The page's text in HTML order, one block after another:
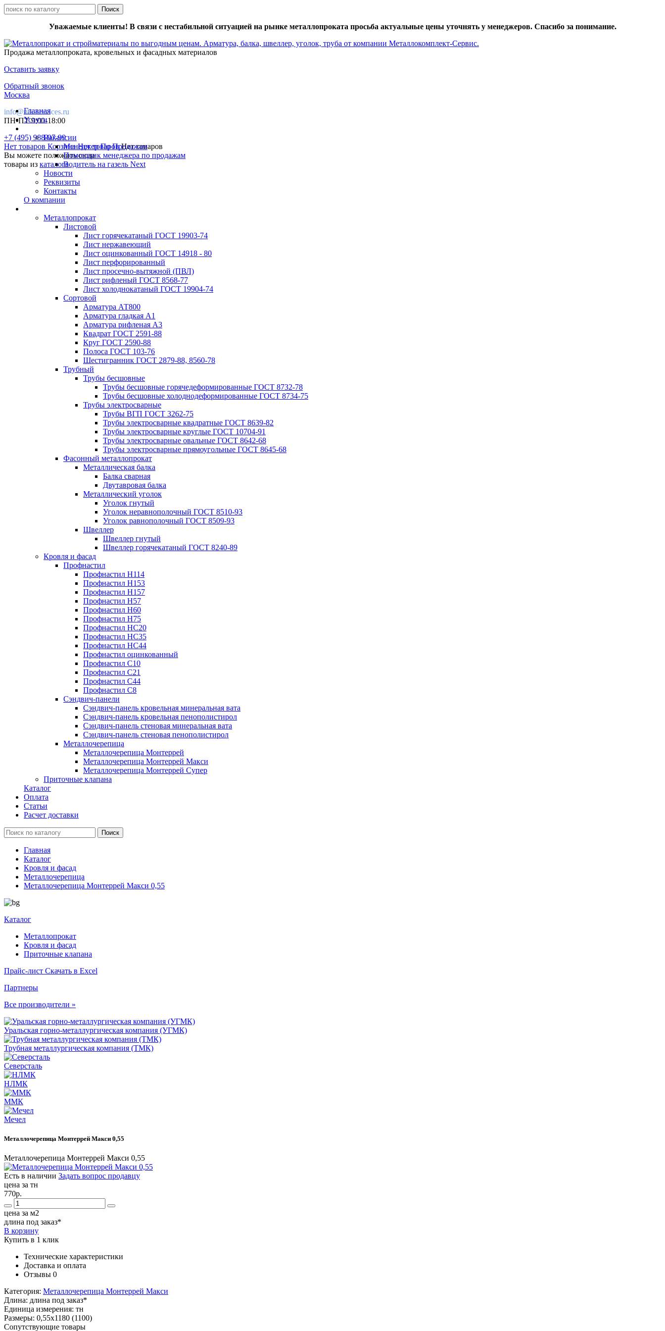
Уважаемые клиенты! В связи с нестабильной ситуацией на рынке металлопроката просьба актуальные цены уточнять у менеджеров. Спасибо за понимание.
Продажа металлопроката, кровельных и фасадных материалов
Оставить заявку
Обратный звонок
Москва
info@mk-services.ru
ПН-ПТ 9:00-18:00
+7 (495) 988-97-99
Нет товаров КорзинаНет товаровНет товаров
Вы можете положить сюда
товары из каталога
Главная
Услуги
Вакансии
Менеджер По Продажам
Помощник менеджера по продажам
Водитель на газель Next
Новости
Реквизиты
Контакты
О компании
Металлопрокат
Листовой
Лист горячекатаный ГОСТ 19903-74
Лист нержавеющий
Лист оцинкованный ГОСТ 14918 - 80
Лист перфорированный
Лист просечно-вытяжной (ПВЛ)
Лист рифленый ГОСТ 8568-77
Лист холоднокатаный ГОСТ 19904-74
Сортовой
Арматура АТ800
Арматура гладкая А1
Арматура рифленая А3
Квадрат ГОСТ 2591-88
Круг ГОСТ 2590-88
Полоса ГОСТ 103-76
Шестигранник ГОСТ 2879-88, 8560-78
Трубный
Трубы бесшовные
Трубы бесшовные горячедеформированные ГОСТ 8732-78
Трубы бесшовные холоднодеформированные ГОСТ 8734-75
Трубы электросварные
Трубы ВГП ГОСТ 3262-75
Трубы электросварные квадратные ГОСТ 8639-82
Трубы электросварные круглые ГОСТ 10704-91
Трубы электросварные овальные ГОСТ 8642-68
Трубы электросварные прямоугольные ГОСТ 8645-68
Фасонный металлопрокат
Металлическая балка
Балка сварная
Двутавровая балка
Металлический уголок
Уголок гнутый
Уголок неравнополочный ГОСТ 8510-93
Уголок равнополочный ГОСТ 8509-93
Швеллер
Швеллер гнутый
Швеллер горячекатаный ГОСТ 8240-89
Кровля и фасад
Профнастил
Профнастил Н114
Профнастил Н153
Профнастил Н157
Профнастил Н57
Профнастил Н60
Профнастил Н75
Профнастил НС20
Профнастил НС35
Профнастил НС44
Профнастил оцинкованный
Профнастил С10
Профнастил С21
Профнастил С44
Профнастил С8
Сэндвич-панели
Сэндвич-панель кровельная минеральная вата
Сэндвич-панель кровельная пенополистирол
Сэндвич-панель стеновая минеральная вата
Сэндвич-панель стеновая пенополистирол
Металлочерепица
Металлочерепица Монтеррей
Металлочерепица Монтеррей Макси
Металлочерепица Монтеррей Супер
Приточные клапана
Каталог
Оплата
Статьи
Расчет доставки
Главная
Каталог
Кровля и фасад
Металлочерепица
Металлочерепица Монтеррей Макси 0,55
Каталог
Металлопрокат
Кровля и фасад
Приточные клапана
Прайс-лист Скачать в Excel
Партнеры
Все производители »
Уральская горно-металлургическая компания (УГМК)
Трубная металлургическая компания (ТМК)
Северсталь
НЛМК
ММК
Мечел
Металлочерепица Монтеррей Макси 0,55
Металлочерепица Монтеррей Макси 0,55
Есть в наличии Задать вопрос продавцу
цена за тн
770р.
цена за м2
длина под заказ*
В корзину
Купить в 1 клик
Технические характеристики
Доставка и оплата
Отзывы 0
Категория: Металлочерепица Монтеррей Макси
Длина: длина под заказ*
Единица измерения: тн
Размеры: 0,55х1180 (1100)
Сопутствующие товары